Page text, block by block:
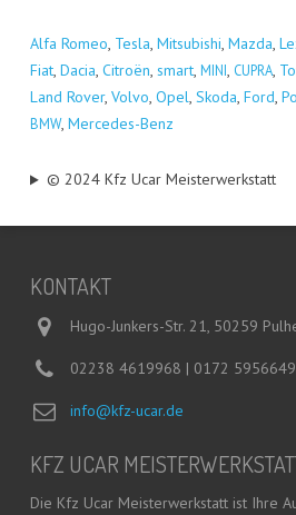
Alfa Romeo, Tes­la, Mitsu­bi­shi, Maz­da,
Fiat, Dacia, Citro­ën, smart, MINI, CUPRA,
Land Rover, Vol­vo, Opel, Sko­da, Ford,
BMW, Mer­ce­des-Benz
© 2024 Kfz Ucar Meisterwerkstatt
KON­TAKT
Hugo-Junkers-Str. 21, 50259
02238 4619968 | 0172 5956649
info@kfz-ucar.de
KFZ UCAR
Die Kfz Ucar Meis­ter­werk­statt ist Ihre